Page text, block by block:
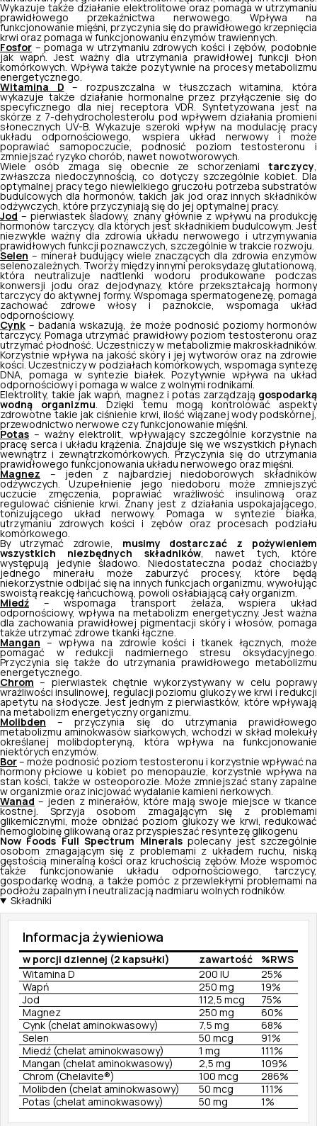
Wykazuje także działanie elektrolitowe oraz pomaga w utrzymaniu
prawidłowego przekaźnictwa nerwowego. Wpływa na
funkcjonowanie mięśni, przyczynia się do prawidłowego krzepnięcia
krwi oraz pomaga w funkcjonowaniu enzymów trawiennych.
Fosfor – pomaga w utrzymaniu zdrowych kości i zębów, podobnie
jak wapń. Jest ważny dla utrzymania prawidłowej funkcji błon
komórkowych. Wpływa także pozytywnie na procesy metabolizmu
energetycznego.
Witamina D – rozpuszczalna w tłuszczach witamina, która
wykazuje także działanie hormonalne przez przyłączenie się do
specyficznego dla niej receptora VDR. Syntetyzowana jest na
skórze z 7-dehydrocholesterolu pod wpływem działania promieni
słonecznych UV-B. Wykazuje szeroki wpływ na modulację pracy
układu odpornościowego, wspiera układ nerwowy i może
poprawiać samopoczucie, podnosić poziom testosteronu i
zmniejszać ryzyko chorób, nawet nowotworowych.
Wiele osób zmaga się obecnie ze schorzeniami tarczycy
zwłaszcza niedoczynnością, co dotyczy szczególnie kobiet. Dla
optymalnej pracy tego niewielkiego gruczołu potrzeba substratów
budulcowych dla hormonów, takich jak jod oraz innych składników
odżywczych, które przyczyniają się do jej optymalnej pracy.
Jod – pierwiastek śladowy, znany głównie z wpływu na produkcję
hormonów tarczycy, dla których jest składnikiem budulcowym. Jest
niezwykle ważny dla zdrowia układu nerwowego i utrzymywania
prawidłowych funkcji poznawczych, szczególnie w trakcie rozwoju.
Selen – minerał budujący wiele znaczących dla zdrowia enzymów
selenozależnych. Tworzy między innymi peroksydazę glutationową,
która neutralizuje nadtlenki wodoru produkowane podczas
konwersji jodu oraz dejodynazy, które przekształcają hormony
tarczycy do aktywnej formy. Wspomaga spermatogenezę, pomaga
zachować zdrowe włosy i paznokcie, wspomaga układ
odpornościowy.
Cynk – badania wskazują, że może podnosić poziomy hormonów
tarczycy. Pomaga utrzymać prawidłowy poziom testosteronu oraz
utrzymać płodność. Uczestniczy w metabolizmie makroskładników.
Korzystnie wpływa na jakość skóry i jej wytworów oraz na zdrowie
kości. Uczestniczy w podziałach komórkowych, wspomaga syntezę
DNA, pomaga w syntezie białek. Pozytywnie wpływa na układ
odpornościowy i pomaga w walce z wolnymi rodnikami.
Elektrolity, takie jak wapń, magnez i potas zarządzają gospodarką
wodną organizmu . Dzięki temu mogą kontrolować aspekty
zdrowotne takie jak ciśnienie krwi, ilość wiązanej wody podskórnej,
przewodnictwo nerwowe czy funkcjonowanie mięśni.
Potas – ważny elektrolit, wpływający szczególnie korzystnie na
pracę serca i układu krążenia. Znajduje się we wszystkich płynach
wewnątrz i zewnątrzkomórkowych. Przyczynia się do utrzymania
prawidłowego funkcjonowania układu nerwowego oraz mięśni.
Magnez – jeden z najbardziej niedoborowych składników
odżywczych. Uzupełnienie jego niedoboru może zmniejszyć
uczucie zmęczenia, poprawiać wrażliwość insulinową oraz
regulować ciśnienie krwi. Znany jest z działania uspokajającego,
tonizującego układ nerwowy. Pomaga w syntezie białka,
utrzymaniu zdrowych kości i zębów oraz procesach podziału
komórkowego.
By utrzymać zdrowie,
musimy dostarczać z pożywieniem
wszystkich niezbędnych składników, nawet tych, które
występują jedynie śladowo. Niedostateczna podaż chociażby
jednego minerału może zaburzyć procesy, które będą
niekorzystnie odbijać się na innych funkcjach organizmu, wywołując
swoistą reakcję łańcuchową, powoli osłabiającą cały organizm.
Miedź – wspomaga transport żelaza, wspiera układ
odpornościowy, wpływa na metabolizm energetyczny. Jest ważna
dla zachowania prawidłowej pigmentacji skóry i włosów, pomaga
także utrzymać zdrowe tkanki łączne.
Mangan – wpływa na zdrowie kości i tkanek łącznych, może
pomagać w redukcji nadmiernego stresu oksydacyjnego.
Przyczynia się także do utrzymania prawidłowego metabolizmu
energetycznego.
Chrom – pierwiastek chętnie wykorzystywany w celu poprawy
wrażliwości insulinowej, regulacji poziomu glukozy we krwi i redukcji
apetytu na słodycze. Jest jednym z pierwiastków, które wpływają
na metabolizm energetyczny organizmu.
Molibden – przyczynia się do utrzymania prawidłowego
metabolizmu aminokwasów siarkowych, wchodzi w skład molekuły
określanej molibdopteryną, która wpływa na funkcjonowanie
niektórych enzymów.
Bor – może podnosić poziom testosteronu i korzystnie wpływać na
hormony płciowe u kobiet po menopauzie, korzystnie wpływa na
stan kości, także w osteoporozie. Może zmniejszać stany zapalne
w organizmie oraz inicjować wydalanie kamieni nerkowych.
Wanad – jeden z minerałów, które mają swoje miejsce w tkance
kostnej. Sprzyja osobom zmagającym się z problemami
glikemicznymi, może obniżać poziom glukozy we krwi, redukować
hemoglobinę glikowaną oraz przyspieszać resyntezę glikogenu
Now Foods Full Spectrum Mineralspolecany jest szczególnie
osobom zmagającym się z problemami z układem ruchu, niską
gęstością mineralną kości oraz kruchością zębów. Może wspomóc
także funkcjonowanie układu odpornościowego, tarczycy,
gospodarkę wodną, a także pomóc z przewlekłymi problemami na
podłożu zapalnym i neutralizacją nadmiaru wolnych rodników.
Składniki
Informacja żywieniowa
w porcji dziennej (2 kapsułki) zawartość
%RWS
Witamina D
200 IU
25%
Wapń
250 mg
19%
Jod
112,5 mcg
75%
Magnez
250 mg
60%
Cynk (chelat aminokwasowy)
7,5 mg
68%
Selen
50 mcg
91%
Miedź (chelat aminokwasowy)
1 mg
111%
Mangan (chelat aminokwasowy)
2,5 mg
109%
Chrom (Chelavite®)
100 mcg
286%
Molibden (chelat aminokwasowy)
50 mcg
111%
Potas (chelat aminokwasowy)
50 mg 1%